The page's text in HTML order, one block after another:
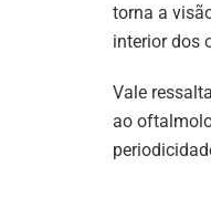
torna a
interior dos
Vale
ao